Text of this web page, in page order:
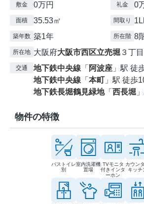
敷金 0万円 礼金 0
面積 35.53㎡ 間取り
築年数 築1年 所在階 8
所在地 大阪府大阪市西区立売堀 ３丁目
交通 地下鉄中央線 「 阿波座 」駅 徒
地下鉄中央線 「 本町 」駅 徒歩
地下鉄長堀鶴見緑地「 西長堀
物件の特徴
バストイレ
別
室内洗濯機
置場
TVモニタ
付きインタ
ーホン
カウン
キッチ